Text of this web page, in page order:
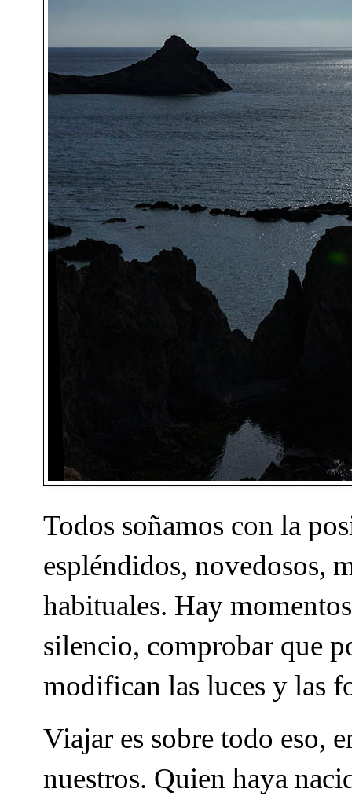
Todos soñamos con la
espléndidos, novedosos,
habituales. Hay
silencio, comprobar que
modifican las luces y las
Viajar es sobre todo eso,
nuestros. Quien haya